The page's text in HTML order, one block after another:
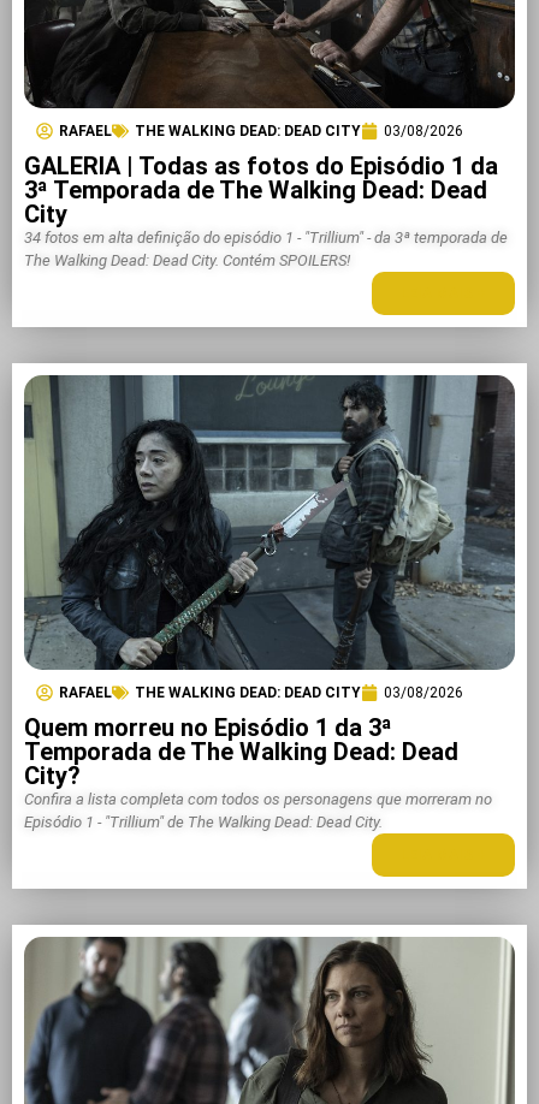
RAFAEL THE WALKING DEAD: DEAD CITY 03/08/2026
GALERIA | Todas as fotos do Episódio 1 da
3ª Temporada de The Walking Dead: Dead
City
34 fotos em alta definição do episódio 1 - "Trillium" - da 3ª temporada de
The Walking Dead: Dead City. Contém SPOILERS!
RAFAEL THE WALKING DEAD: DEAD CITY 03/08/2026
Quem morreu no Episódio 1 da 3ª
Temporada de The Walking Dead: Dead
City?
Confira a lista completa com todos os personagens que morreram no
Episódio 1 - "Trillium" de The Walking Dead: Dead City.